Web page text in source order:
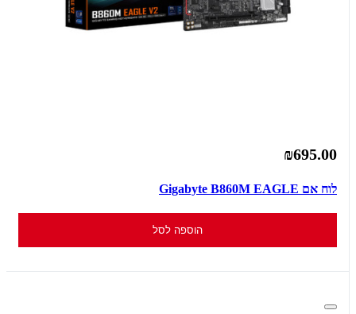
₪695.00
לוח אם Gigabyte B860M EAGLE
הוספה לסל